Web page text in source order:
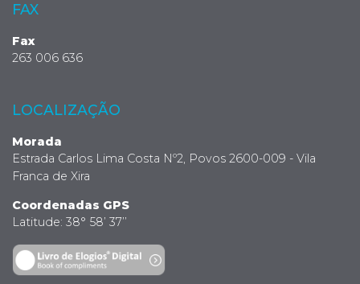
FAX
Fax
263 006 636
LOCALIZAÇÃO
Morada
Estrada Carlos Lima Costa Nº2, Povos 2600-009 - Vila
Franca de Xira
Coordenadas GPS
Latitude: 38° 58’ 37’’